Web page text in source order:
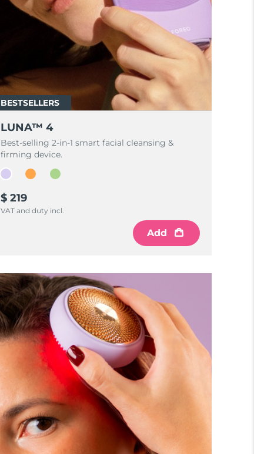
BESTSELLERS
LUNA™ 4
Best-selling 2-in-1 smart facial cleansing &
firming device.
$ 219
VAT and duty incl.
Add